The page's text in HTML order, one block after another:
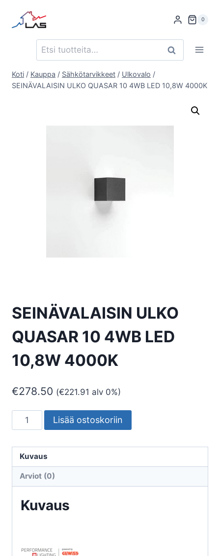
sisältöön
0
Etsi: Haku
Koti / Kauppa / Sähkötarvikkeet / Ulkovalo /
SEINÄVALAISIN ULKO QUASAR 10 4WB LED 10,8W 4000K
SEINÄVALAISIN ULKO
QUASAR 10 4WB LED
10,8W 4000K
€278.50 (€221.91 alv 0%)
SEINÄVALAISIN
ULKO
10
4WB
4000K
Lisää ostoskoriin
Kuvaus
Arviot (0)
Kuvaus